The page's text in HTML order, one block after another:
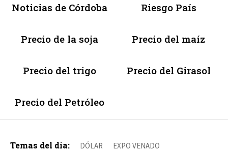
Noticias de Córdoba Riesgo País
Precio de la soja Precio del maíz
Precio del trigo Precio del Girasol
Precio del Petróleo
Temas del día: DÓLAR EXPO VENADO